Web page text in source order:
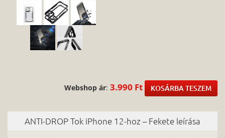
Webshop ár: 3.990 Ft KOSÁRBA TESZEM
ANTI-DROP Tok iPhone 12-hoz – Fekete leírása